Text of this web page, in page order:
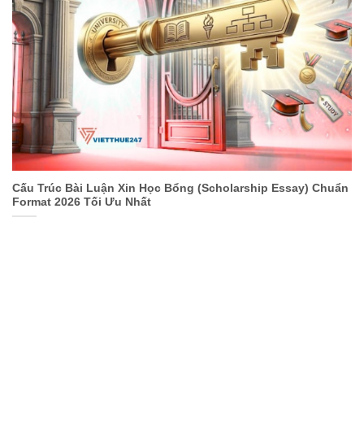
Cấu Trúc Bài Luận Xin Học Bổng (Scholarship Essay) Chuẩn
Format 2026 Tối Ưu Nhất